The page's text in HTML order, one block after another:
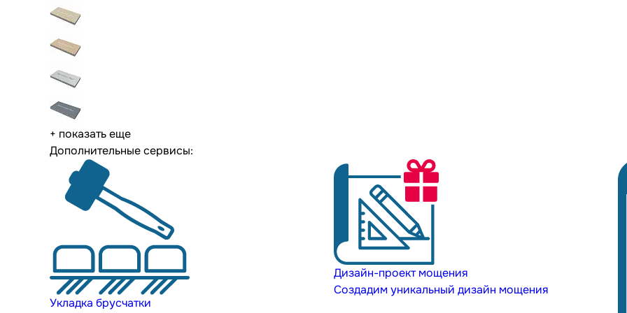
+ показать еще
Дополнительные сервисы:
Укладка брусчатки
Дизайн-проект мощения
Создадим уникальный дизайн мощения